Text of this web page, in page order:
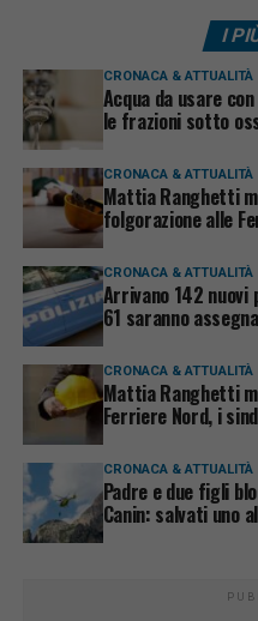
I
CRONACA & ATTUALITÀ
Acqua da usare
le frazioni sotto
CRONACA & ATTUALITÀ
Mattia Ranghetti
folgorazione alle
CRONACA & ATTUALITÀ
Arrivano 142 nuovi
61 saranno
CRONACA & ATTUALITÀ
Mattia Ranghetti
Ferriere Nord, i
CRONACA & ATTUALITÀ
Padre e due figli
Canin: salvati uno